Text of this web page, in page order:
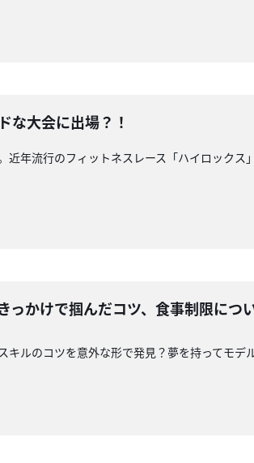
な大会に出場？！
年流行のフィットネスレース「ハイロック
っかけで掴んだコツ、食事制限につ
ルのコツを意外な形で発見？夢を持ってモ